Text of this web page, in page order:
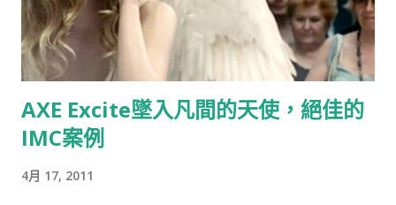
AXE Excite墜入凡間的天使，絕佳的
IMC案例
4月 17, 2011